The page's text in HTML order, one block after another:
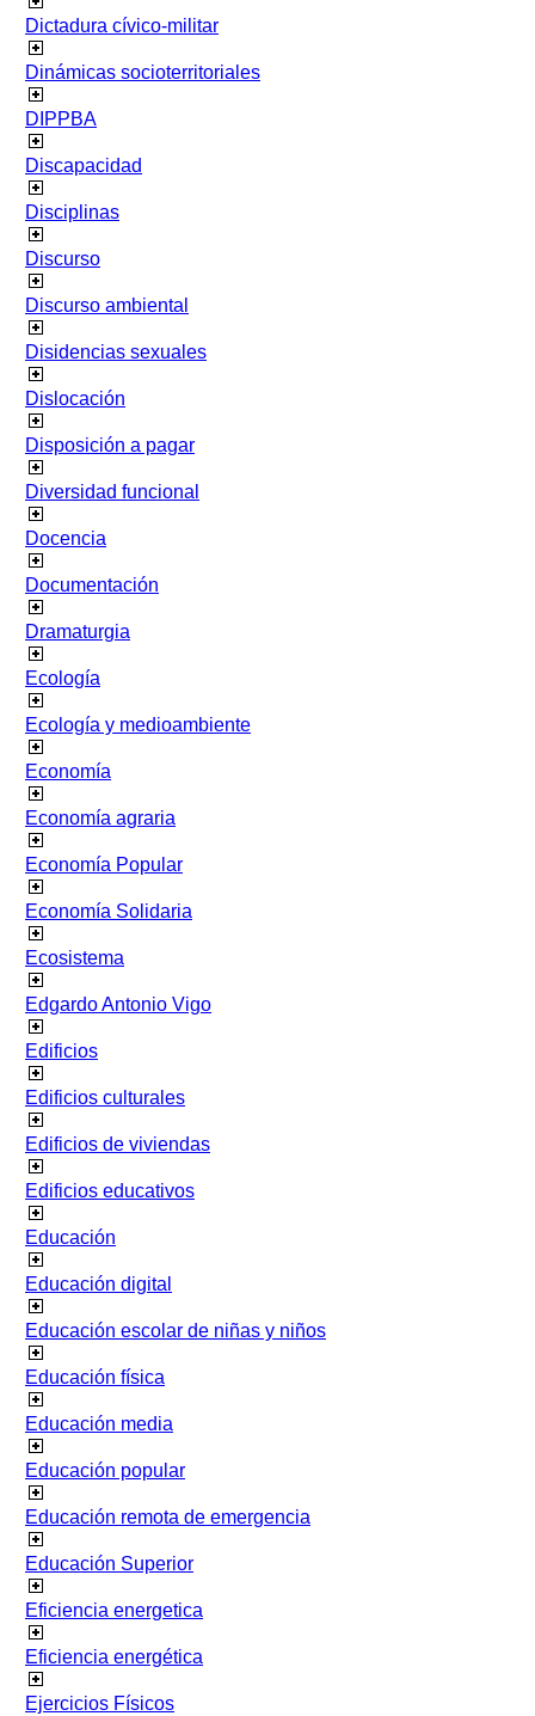
Dictadura cívico-militar
Dinámicas socioterritoriales
DIPPBA
Discapacidad
Disciplinas
Discurso
Discurso ambiental
Disidencias sexuales
Dislocación
Disposición a pagar
Diversidad funcional
Docencia
Documentación
Dramaturgia
Ecología
Ecología y medioambiente
Economía
Economía agraria
Economía Popular
Economía Solidaria
Ecosistema
Edgardo Antonio Vigo
Edificios
Edificios culturales
Edificios de viviendas
Edificios educativos
Educación
Educación digital
Educación escolar de niñas y niños
Educación física
Educación media
Educación popular
Educación remota de emergencia
Educación Superior
Eficiencia energetica
Eficiencia energética
Ejercicios Físicos